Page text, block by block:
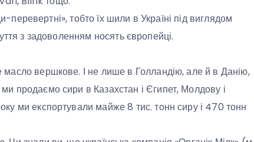
тобто їх шили в Україні під виглядом
з задоволенням носять європейці.
вершкове. І не лише в Голландію, але й в Данію,
продаємо сири в Казахстан і Єгипет, Молдову і
ми експортували майже 8 тис. тонн сиру і 470 тонн